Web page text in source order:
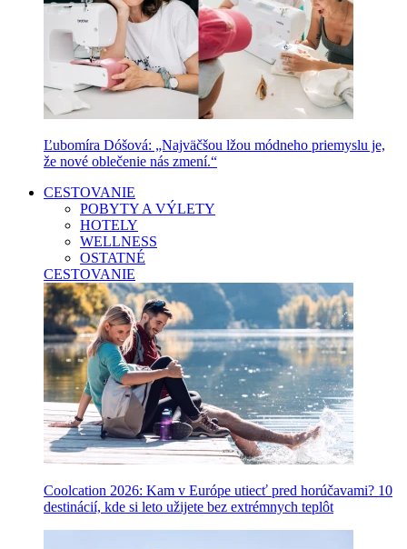
Ľubomíra Dóšová: „Najväčšou lžou módneho priemyslu je,
že nové oblečenie nás zmení.“
CESTOVANIE
POBYTY A VÝLETY
HOTELY
WELLNESS
OSTATNÉ
CESTOVANIE
Coolcation 2026: Kam v Európe utiecť pred horúčavami? 10
destinácií, kde si leto užijete bez extrémnych teplôt